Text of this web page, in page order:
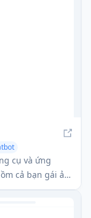
cụ và ứng
cả bạn gái ảo